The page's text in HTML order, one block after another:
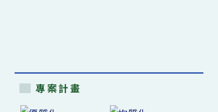
專案計畫